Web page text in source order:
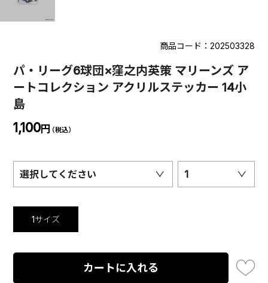
商品コード：202503328
パ・リーグ6球団×窪之内英策 マリーンズ ア
ートコレクション アクリルステッカー 14小
島
1,100円 （税込）
選択してください 1
1サイズ
カートに入れる